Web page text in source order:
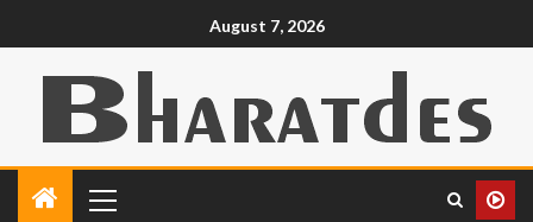
August 7, 2026